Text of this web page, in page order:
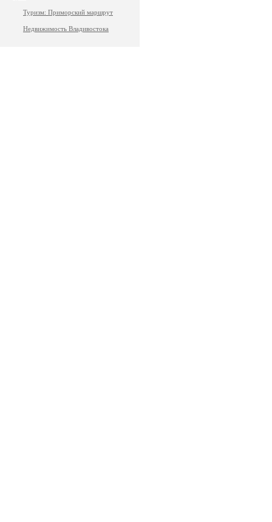
Туризм: Приморский маршрут
Недвижимость Владивостока